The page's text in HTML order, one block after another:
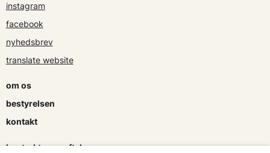
instagram
facebook
nyhedsbrev
translate website
om os
bestyrelsen
kontakt
kontrakter og aftaler